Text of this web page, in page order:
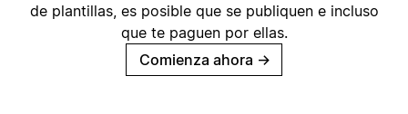
de plantillas, es posible que se publiquen e incluso
que te paguen por ellas.
Comienza ahora →